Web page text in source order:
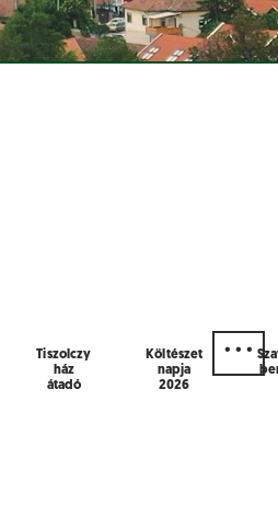
Tiszolczy
ház
átadó
Költészet
napja
2026
. . .